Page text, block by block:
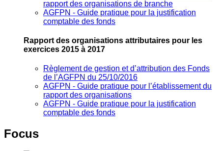
rapport des organisations de branche
AGFPN ‐ Guide pratique pour la justification
comptable des fonds
Rapport des organisations attributaires pour les
exercices 2015 à 2017
Règlement de gestion et d’attribution des Fonds
de l’AGFPN du 25/10/2016
AGFPN ‐ Guide pratique pour l’établissement du
rapport des organisations
AGFPN ‐ Guide pratique pour la justification
comptable des fonds
Focus